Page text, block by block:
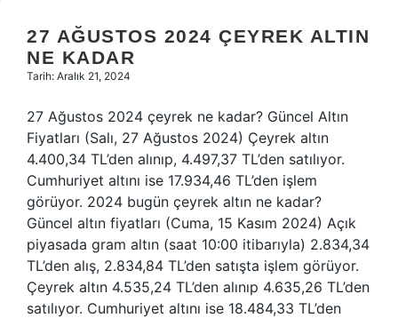
27 AĞUSTOS 2024 ÇEYREK ALTIN
NE KADAR
Tarih: Aralık 21, 2024
27 Ağustos 2024 çeyrek ne kadar? Güncel Altın
Fiyatları (Salı, 27 Ağustos 2024) Çeyrek altın
4.400,34 TL’den alınıp, 4.497,37 TL’den satılıyor.
Cumhuriyet altını ise 17.934,46 TL’den işlem
görüyor. 2024 bugün çeyrek altın ne kadar?
Güncel altın fiyatları (Cuma, 15 Kasım 2024) Açık
piyasada gram altın (saat 10:00 itibarıyla) 2.834,34
TL’den alış, 2.834,84 TL’den satışta işlem görüyor.
Çeyrek altın 4.535,24 TL’den alınıp 4.635,26 TL’den
satılıyor. Cumhuriyet altını ise 18.484,33 TL’den